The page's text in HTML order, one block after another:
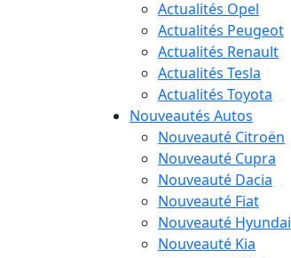
Actualités Opel
Actualités Peugeot
Actualités Renault
Actualités Tesla
Actualités Toyota
Nouveautés Autos
Nouveauté Citroën
Nouveauté Cupra
Nouveauté Dacia
Nouveauté Fiat
Nouveauté Hyundai
Nouveauté Kia